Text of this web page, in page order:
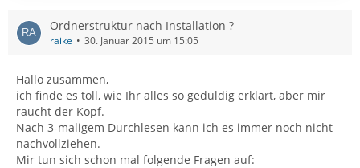
Ordnerstruktur nach Installation ?
raike 30. Januar 2015 um 15:05
Hallo zusammen,
ich finde es toll, wie Ihr alles so geduldig erklärt, aber mir
raucht der Kopf.
Nach 3-maligem Durchlesen kann ich es immer noch nicht
nachvollziehen.
Mir tun sich schon mal folgende Fragen auf: